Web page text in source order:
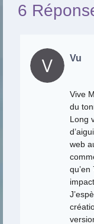
6
Vu
Vive
du
Long
web
impact.